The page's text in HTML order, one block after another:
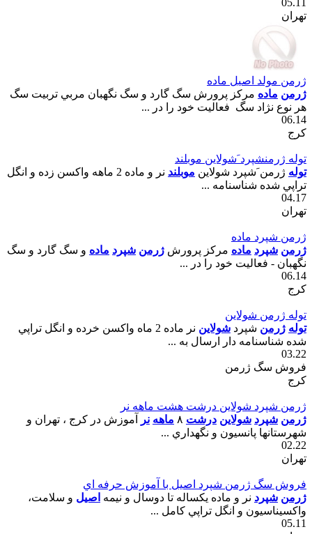
05.11
تهران
ژرمن مولد اصيل ماده
ژرمن ماده مرکز پرورش سگ گارد و سگ نگهبان مربي تربيت سگ
هر نوع نژاد سگ فعاليت خود را در ...
06.14
کرج
توله ژرمنشپرد َشولاين موبلند
توله ژرمن َشپرد شولاين موبلند
نر و ماده 2 ماهه واکسن زده و انگل
تراپي شده شناسنامه ...
04.17
تهران
ژرمن شپرد ماده
ژرمن شپرد ماده مرکز پرورش ژرمن شپرد ماده و سگ گارد و سگ
نگهبان - فعاليت خود را در ...
06.14
کرج
توله ژرمن شولاين
توله ژرمن شپرد شولاين
نر ماده 2 ماه واکسن خرده و انگل تراپي
شده شناسنامه دار ارسال به ...
03.22
فروش سگ ژرمن
کرج
ژرمن شپرد شولاين درشت هشت ماهه نر
ژرمن شپرد شولاين درشت ماهه نر
آموزش در کرج ، تهران و
شهرستانها پانسيون و نگهداري ...
02.22
تهران
فروش سگ ژرمن شپرد اصيل با آموزش حرفه اي
ژرمن شپرد نر و ماده يکساله تا دوسال و نيمه اصيل و سلامت،
واکسيناسيون و انگل تراپي کامل ...
05.11